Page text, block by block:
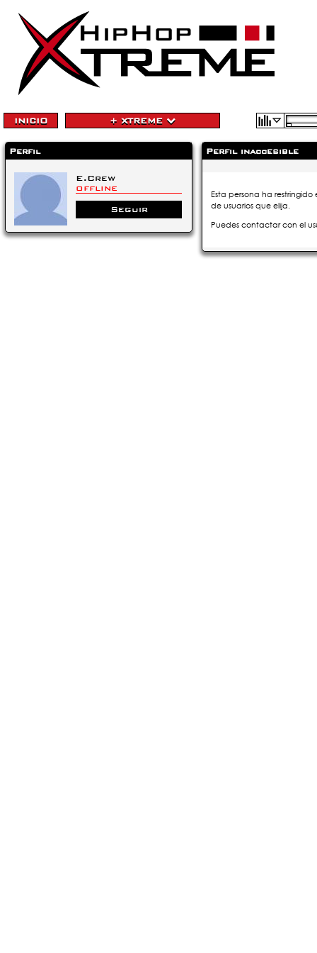
INICIO + XTREME
Perfil
E.Crew
OFFLINE
Seguir
Perfil inaccesible
Esta persona ha
de usuarios que elija.
Puedes contactar con el